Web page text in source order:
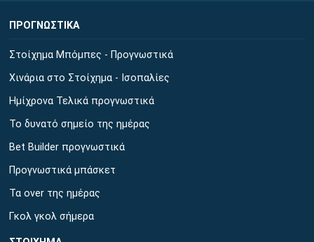
ΠΡΟΓΝΩΣΤΙΚΑ
Στοίχημα Μπόμπες - Προγνωστικά
Χινάρια στο Στοίχημα - Ισοπαλίες
Ημίχρονα Τελικά προγνωστικά
Το δυνατό σημείο της ημέρας
Bet Builder προγνωστικά
Προγνωστικά μπάσκετ
Τα over της ημέρας
Γκολ γκολ σήμερα